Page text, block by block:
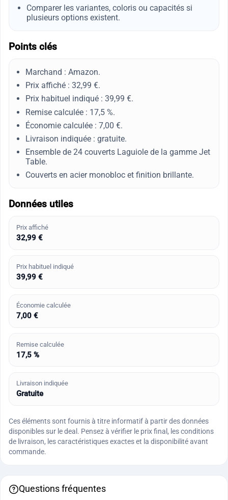
Comparer les variantes, coloris ou capacités si
plusieurs options existent.
Points clés
Marchand : Amazon.
Prix affiché : 32,99 €.
Prix habituel indiqué : 39,99 €.
Remise calculée : 17,5 %.
Économie calculée : 7,00 €.
Livraison indiquée : gratuite.
Ensemble de 24 couverts Laguiole de la gamme Jet
Table.
Couverts en acier monobloc et finition brillante.
Données utiles
Prix affiché
32,99 €
Prix habituel indiqué
39,99 €
Économie calculée
7,00 €
Remise calculée
17,5 %
Livraison indiquée
Gratuite
Ces éléments sont fournis à titre informatif à partir des données
disponibles sur le deal. Pensez à vérifier le prix final, les conditions
de livraison, les caractéristiques exactes et la disponibilité avant
commande.
Questions fréquentes